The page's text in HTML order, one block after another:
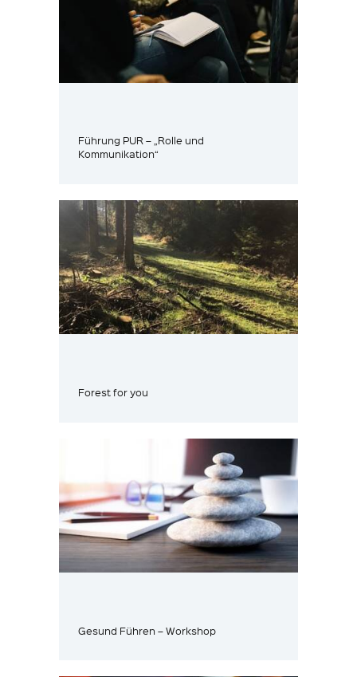
Führung PUR – „Rolle und
Kommunikation“
Forest for you
Gesund Führen – Workshop